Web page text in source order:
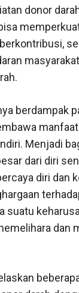
donor
berdampak
Menjadi
dari diri
diri dan
suatu
dan